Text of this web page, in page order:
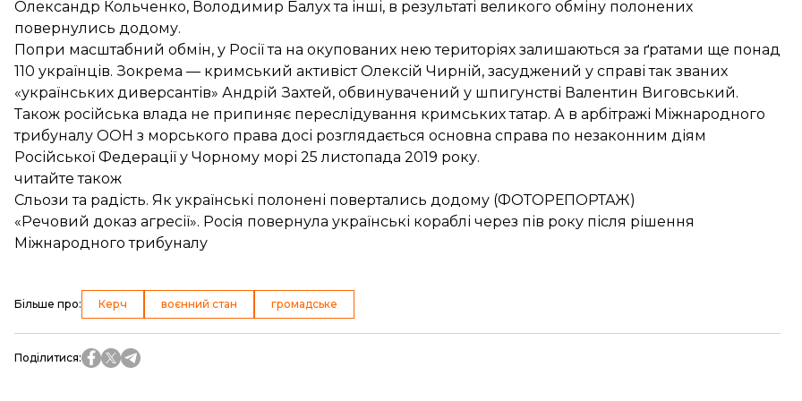
Олександр Кольченко, Володимир Балух та інші, в результаті великого обміну полонених
повернулись додому.
Попри масштабний обмін, у Росії та на окупованих нею територіях залишаються за ґратами ще понад
110 українців. Зокрема — кримський активіст Олексій Чирній, засуджений у справі так званих
«українських диверсантів» Андрій Захтей, обвинувачений у шпигунстві Валентин Виговський.
Також російська влада не припиняє переслідування кримських татар. А в арбітражі Міжнародного
трибуналу ООН з морського права досі розглядається основна справа по незаконним діям
Російської Федерації у Чорному морі 25 листопада 2019 року.
читайте також
Сльози та радість. Як українські полонені повертались додому (ФОТОРЕПОРТАЖ)
«Речовий доказ агресії». Росія повернула українські кораблі через пів року після рішення
Міжнародного трибуналу
Більше про: Керч воєнний стан громадське
Поділитися: